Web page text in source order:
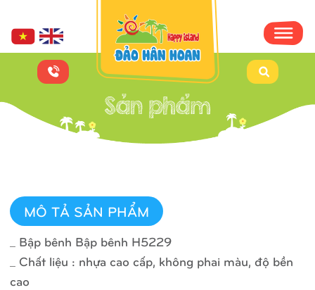
MÔ TẢ SẢN PHẨM
_ Bập bênh Bập bênh H5229
_ Chất liệu : nhựa cao cấp, không phai màu, độ bền
cao